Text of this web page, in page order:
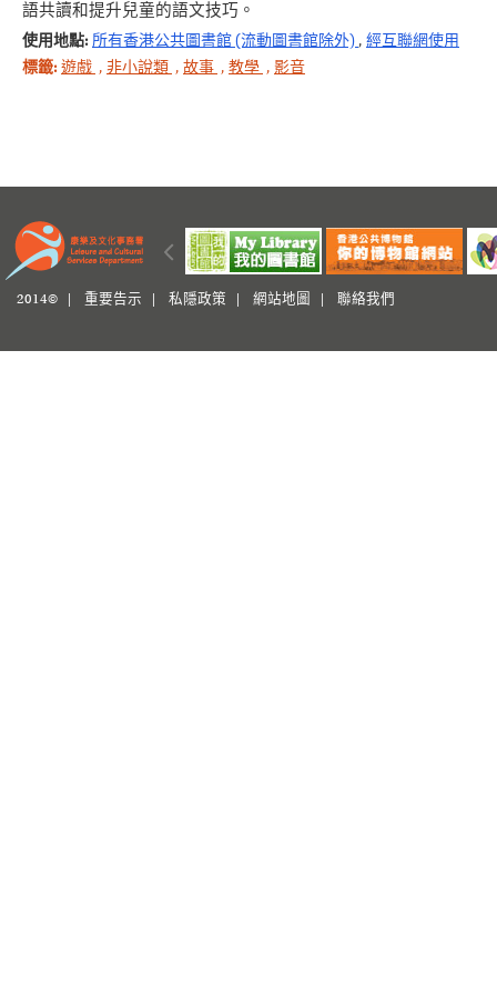
語共讀和提升兒童的語文技巧。
使用地點: 所有香港公共圖書館 (流動圖書館除外) , 經互聯網使用
標籤: 遊戲 , 非小說類 , 故事 , 教學 , 影音
2014© | 重要告示 私隱政策 網站地圖 聯絡我們